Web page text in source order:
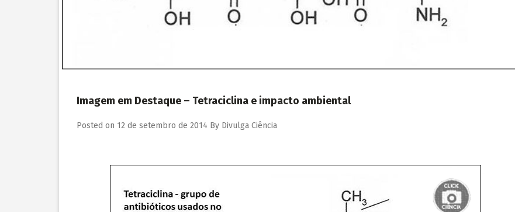
Imagem em Destaque – Tetraciclina e impacto ambiental
Posted on 12 de setembro de 2014 By Divulga Ciência